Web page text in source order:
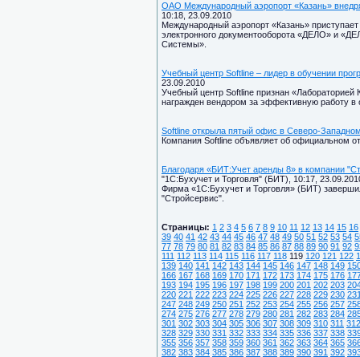
ОАО Международный аэропорт «Казань»
10:18, 23.09.2010
Международный аэропорт «Казань»
электронного документооборота «ДЕЛО» и
Системы».
Учебный центр Softline – лидер в обучении
23.09.2010
Учебный центр Softline признан «Лабораторией
награжден вендором за эффективную работу в
Softline открыла пятый офис в Северо-
Компания Softline объявляет об официальном
Благодаря «БИТ:Учет аренды 8» в компании
"1С:Бухучет и Торговля" (БИТ), 10:17,
Фирма «1С:Бухучет и Торговля» (БИТ)
"Стройсервис".
Страницы: 1 2 3 4 5 6 7 8 9 10 11 12 13 14 15 16
39 40 41 42 43 44 45 46 47 48 49 50 51 52 53 54
77 78 79 80 81 82 83 84 85 86 87 88 89 90 91 92
111 112 113 114 115 116 117 118 119 120 121 122
139 140 141 142 143 144 145 146 147 148 149
166 167 168 169 170 171 172 173 174 175 176
193 194 195 196 197 198 199 200 201 202 203
220 221 222 223 224 225 226 227 228 229 230
247 248 249 250 251 252 253 254 255 256 257
274 275 276 277 278 279 280 281 282 283 284
301 302 303 304 305 306 307 308 309 310 311 312
328 329 330 331 332 333 334 335 336 337 338
355 356 357 358 359 360 361 362 363 364 365
382 383 384 385 386 387 388 389 390 391 392